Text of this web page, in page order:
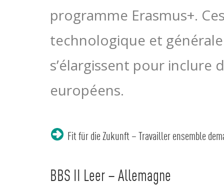
programme Erasmus+.
technologique et
s’élargissent pour inclure
européens.
Fit für die Zukunft – Travailler ensemble
BBS II Leer – Allemagne